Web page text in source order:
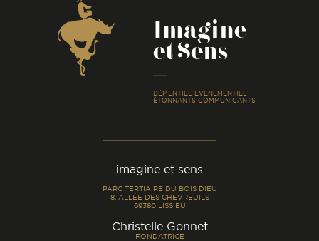
Imagine
et Sens
DÉMENTIEL ÉVÉNEMENTIEL
ÉTONNANTS COMMUNICANTS
imagine et sens
PARC TERTIAIRE DU BOIS DIEU
8, ALLÉE DES CHEVREUILS
69380 LISSIEU
Christelle Gonnet-
FONDATRICE